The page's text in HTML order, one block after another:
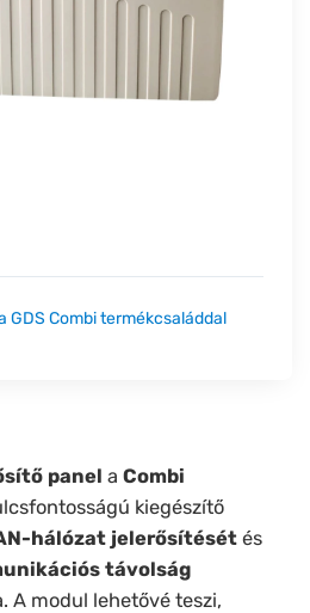
GDS Combi termékcsaláddal
panel a Combi
kiegészítő
hálózat jelerősítését és
távolság
A modul lehetővé teszi,